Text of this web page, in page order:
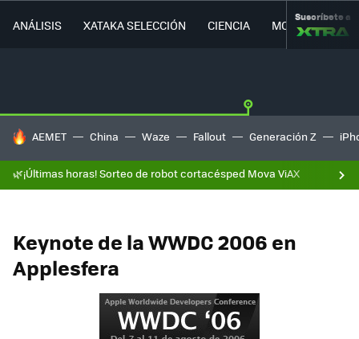
ANÁLISIS XATAKA SELECCIÓN CIENCIA MOVILIDAD
Suscríbete a
HOY SE HABLA DE
AEMET China Waze Fallout Generación Z
🌿¡Últimas horas! Sorteo de robot cortacésped Mova ViAX
Keynote de la WWDC 2006 en
Applesfera